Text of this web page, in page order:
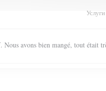
Услуги
Nous avons bien mangé, tout était